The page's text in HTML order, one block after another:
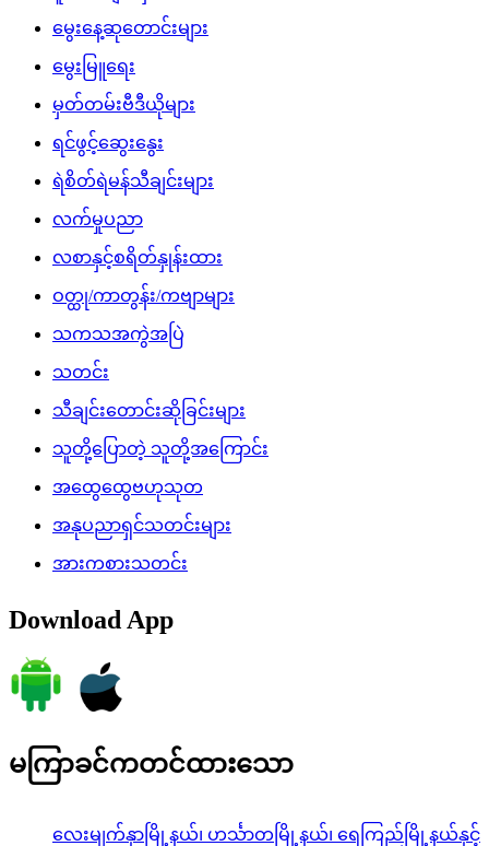
မွေးနေ့ဆုတောင်းများ
မွေးမြူရေး
မှတ်တမ်းဗီဒီယိုများ
ရင်ဖွင့်ဆွေးနွေး
ရဲစိတ်ရဲမန်သီချင်းများ
လက်မှုပညာ
လစာနှင့်စရိတ်နှုန်းထား
ဝတ္ထု/ကာတွန်း/ကဗျာများ
သကသအကွဲအပြဲ
သတင်း
သီချင်းတောင်းဆိုခြင်းများ
သူတို့ပြောတဲ့ သူတို့အကြောင်း
အထွေထွေဗဟုသုတ
အနုပညာရှင်သတင်းများ
အားကစားသတင်း
Download App
မကြာခင်ကတင်ထားသော
လေးမျက်နှာမြို့နယ်၊ ဟင်္သာတမြို့နယ်၊ ရေကြည်မြို့နယ်နှင့်